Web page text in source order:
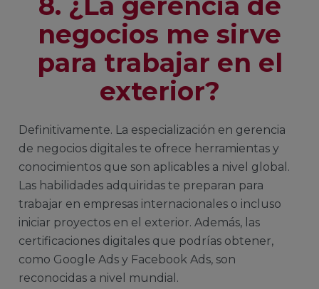
negocios me sirve
para trabajar en el
exterior?
Definitivamente. La especialización en gerencia
de negocios digitales te ofrece herramientas y
conocimientos que son aplicables a nivel global.
Las habilidades adquiridas te preparan para
trabajar en empresas internacionales o incluso
iniciar proyectos en el exterior. Además, las
certificaciones digitales que podrías obtener,
como Google Ads y Facebook Ads, son
reconocidas a nivel mundial.